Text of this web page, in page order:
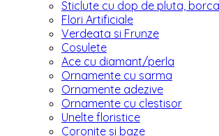
Sticlute cu dop de pluta,
Flori Artificiale
Verdeata si Frunze
Cosulete
Ace cu diamant/perla
Ornamente cu sarma
Ornamente adezive
Ornamente cu clestisor
Unelte floristice
Coronite si baze